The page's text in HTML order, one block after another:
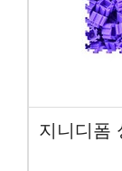
지니디폼